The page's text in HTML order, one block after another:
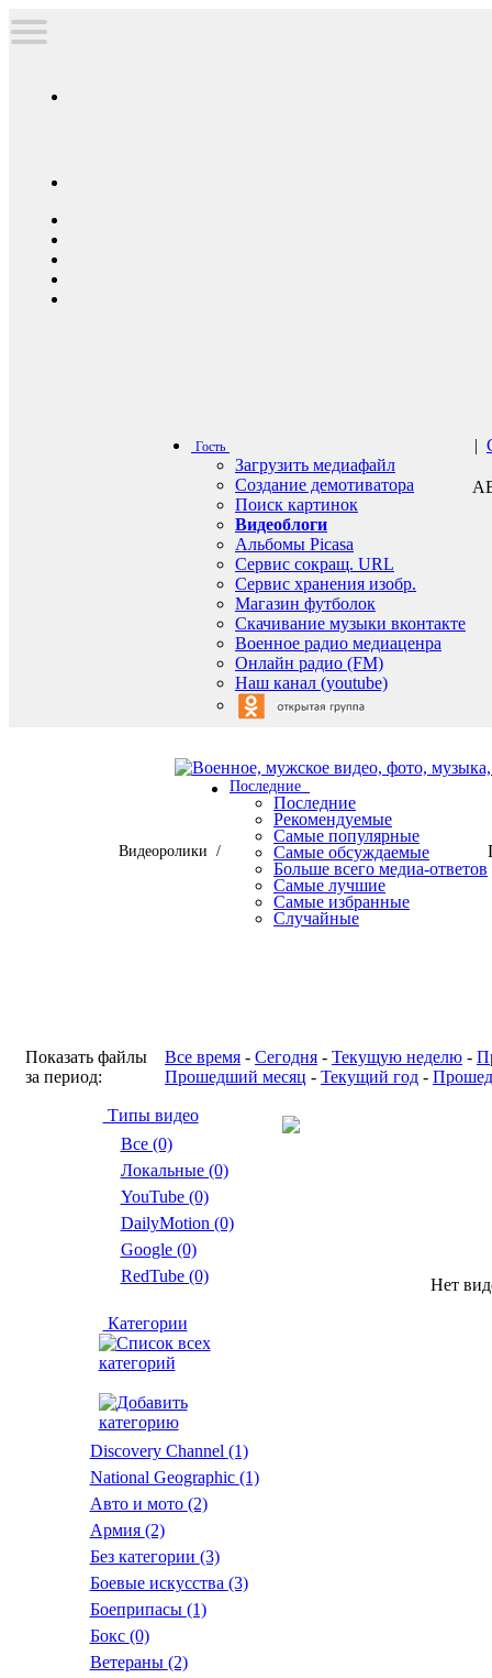
Гость
Загрузить медиафайл
Создание демотиватора
Поиск картинок
Видеоблоги
Альбомы Picasa
Сервис сокращ. URL
Сервис хранения изобр.
Магазин футболок
Скачивание музыки вконтакте
Военное радио медиаценра
Онлайн радио (FM)
Наш канал (youtube)
|
Видеоролики /
Последние
Последние
Рекомендуемые
Самые популярные
Самые обсуждаемые
Больше всего медиа-ответов
Самые лучшие
Самые избранные
Случайные
Показать файлы
за период:
Все время - Сегодня - Текущую неделю -
Прошедший месяц - Текущий год -
Типы видео
Все (0)
Локальные (0)
YouTube (0)
DailyMotion (0)
Google (0)
RedTube (0)
Категории
Discovery Channel (1)
National Geographic (1)
Авто и мото (2)
Армия (2)
Без категории (3)
Боевые искусства (3)
Боеприпасы (1)
Бокс (0)
Ветераны (2)
Нет